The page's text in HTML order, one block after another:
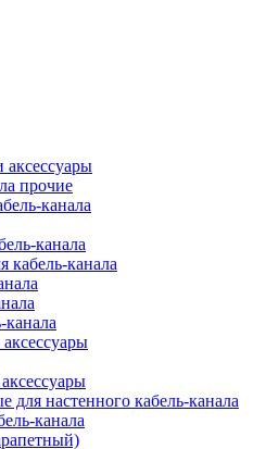
прочие
канала
канала
кабель-канала
для настенного кабель-канала
канала